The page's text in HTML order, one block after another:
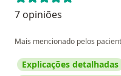
7 opiniões
Mais mencionado pelos
Explicações detalhadas